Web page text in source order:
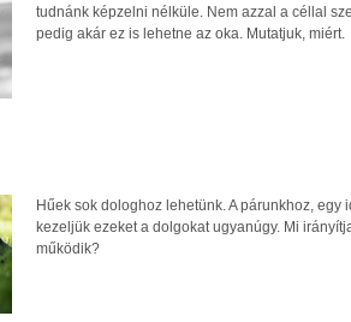
tudnánk képzelni nélküle. Nem azzal a céllal
pedig akár ez is lehetne az oka. Mutatjuk, miért.
Hűek sok dologhoz lehetünk. A párunkhoz,
kezeljük ezeket a dolgokat ugyanúgy. Mi
működik?